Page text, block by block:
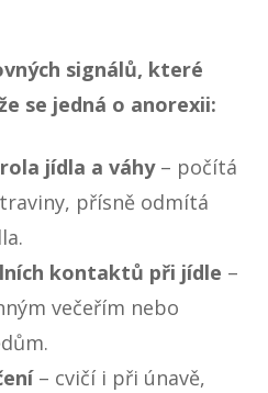
signálů, které
se jedná o anorexii:
jídla a váhy– počítá
přísně odmítá
kontaktů při jídle –
večeřím nebo
– cvičí i při únavě,